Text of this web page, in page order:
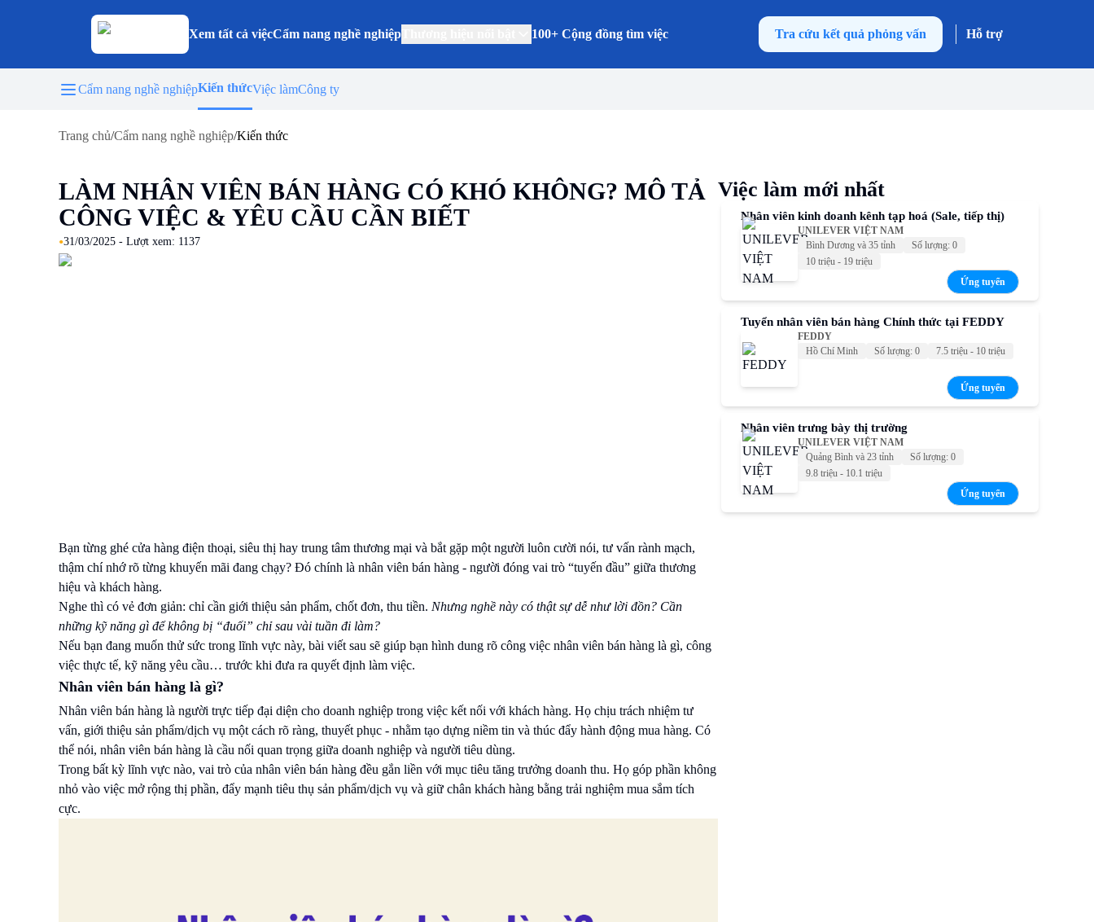
Xem tất cả việcCẩm nang nghề nghiệp 100+ Cộng đồng tìm việc Tra cứu kết quả phỏng vấn Hỗ trợ
Cẩm nang nghề nghiệpKiến thứcViệc làmCông ty
Trang chủ/Cẩm nang nghề nghiệp/Kiến thức
LÀM NHÂN VIÊN BÁN HÀNG CÓ KHÓ KHÔNG? MÔ TẢ
CÔNG VIỆC & YÊU CẦU CẦN BIẾT
•31/03/2025 - Lượt xem: 1137
Bạn từng ghé cửa hàng điện thoại, siêu thị hay trung tâm thương mại và bắt gặp một người luôn cười nói, tư vấn rành mạch,
thậm chí nhớ rõ từng khuyến mãi đang chạy? Đó chính là nhân viên bán hàng - người đóng vai trò “tuyến đầu” giữa thương
hiệu và khách hàng.
Nghe thì có vẻ đơn giản: chỉ cần giới thiệu sản phẩm, chốt đơn, thu tiền. Nhưng nghề này có thật sự dễ như lời đồn? Cần
những kỹ năng gì để không bị “đuối” chỉ sau vài tuần đi làm?
Nếu bạn đang muốn thử sức trong lĩnh vực này, bài viết sau sẽ giúp bạn hình dung rõ công việc nhân viên bán hàng là gì, công
việc thực tế, kỹ năng yêu cầu… trước khi đưa ra quyết định làm việc.
Nhân viên bán hàng là gì?
Nhân viên bán hàng là người trực tiếp đại diện cho doanh nghiệp trong việc kết nối với khách hàng. Họ chịu trách nhiệm tư
vấn, giới thiệu sản phẩm/dịch vụ một cách rõ ràng, thuyết phục - nhằm tạo dựng niềm tin và thúc đẩy hành động mua hàng. Có
thể nói, nhân viên bán hàng là cầu nối quan trọng giữa doanh nghiệp và người tiêu dùng.
Trong bất kỳ lĩnh vực nào, vai trò của nhân viên bán hàng đều gắn liền với mục tiêu tăng trưởng doanh thu. Họ góp phần không
nhỏ vào việc mở rộng thị phần, đẩy mạnh tiêu thụ sản phẩm/dịch vụ và giữ chân khách hàng bằng trải nghiệm mua sắm tích
cực.
Việc làm mới nhất
Nhân viên kinh doanh kênh tạp hoá (Sale, tiếp thị)
UNILEVER VIỆT NAM
Bình Dương và 35 tỉnh
Số lượng: 0
10 triệu - 19 triệu
Ứng tuyển
Tuyển nhân viên bán hàng Chính thức tại FEDDY
FEDDY
Hồ Chí Minh
Số lượng: 0 7.5 triệu - 10 triệu
Ứng tuyển
Nhân viên trưng bày thị trường
UNILEVER VIỆT NAM
Quảng Bình và 23 tỉnh
Số lượng: 0
9.8 triệu - 10.1 triệu
Ứng tuyển